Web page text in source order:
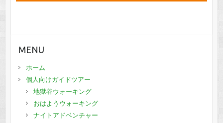
MENU
ホーム
個人向けガイドツアー
地獄谷ウォーキング
おはようウォーキング
ナイトアドベンチャー